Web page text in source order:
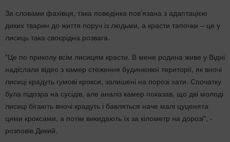
За словами фахівця, така поведінка пов’язана з адаптацією
диких тварин до життя поруч із людьми, а красти тапочки – це у
лисиць така своєрідна розвага.
"Це по приколу всім лисицям красти. В мене родина живе у Відні
надіслали відео з камер стеження будинкової території, як вночі
лисиці крадуть гумові крокси, залишені на порозі хати. Спочатку
була підозра на сусідів, але аналіз камер показав, що дві молоді
лисиці бігають вночі крадуть і бавляться наче малі цуценята
цими кроксами, а потім викидають їх за кілометр на дорозі", -
розповів Дикий.